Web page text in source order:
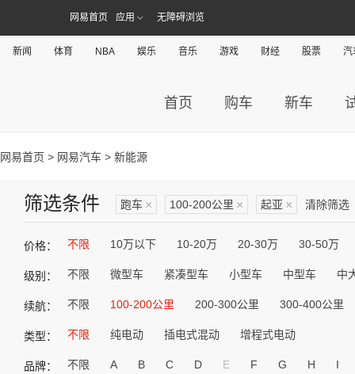
网易首页 应用 无障碍浏览
新闻 体育 NBA 娱乐 音乐 游戏 财经 股票 汽
首页 购车 新车
网易首页 > 网易汽车 > 新能源
筛选条件 跑车 × 100-200公里 × 起亚 × 清除筛选
价格： 不限 10万以下 10-20万 20-30万 30-50万
级别： 不限 微型车 紧凑型车 小型车 中型车 中
续航： 不限 100-200公里 200-300公里 300-400公里
类型： 不限 纯电动 插电式混动 增程式电动
品牌： 不限 A B C D E F G H I